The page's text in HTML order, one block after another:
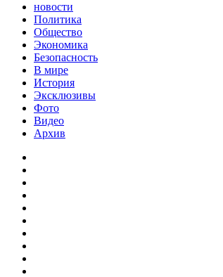
новости
Политика
Общество
Экономика
Безопасность
В мире
История
Эксклюзивы
Фото
Видео
Архив